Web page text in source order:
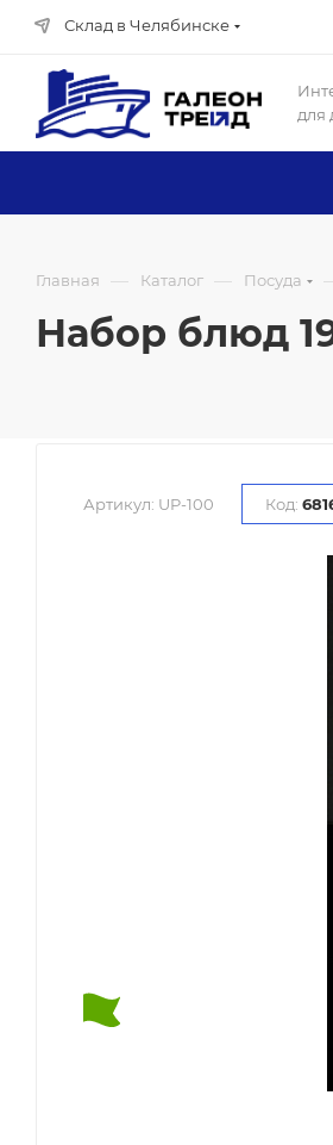
Склад в Челябинске
для
Главная — Каталог — Посуда
Набор блюд
Артикул: UP-100 Код: